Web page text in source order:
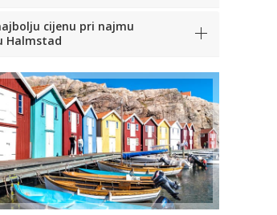
cijenu pri najmu
Halmstad